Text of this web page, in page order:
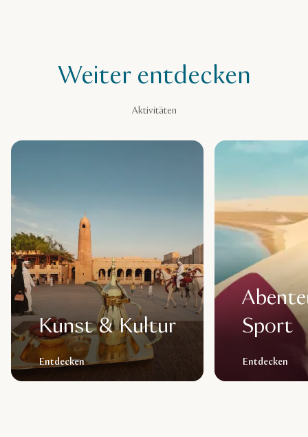
Weiter entdecken
Aktivitäten
Kunst & Kultur
Entdecken
Sport
Entdecken